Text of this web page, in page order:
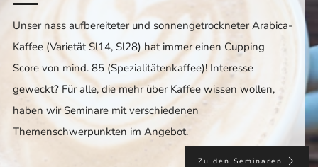
Unser nass aufbereiteter und sonnengetrockneter Arabica-
Kaffee (Varietät Sl14, Sl28) hat immer einen Cupping
Score von mind. 85 (Spezialitätenkaffee)! Interesse
geweckt? Für alle, die mehr über Kaffee wissen wollen,
haben wir Seminare mit verschiedenen
Themenschwerpunkten im Angebot.
Zu den Seminaren